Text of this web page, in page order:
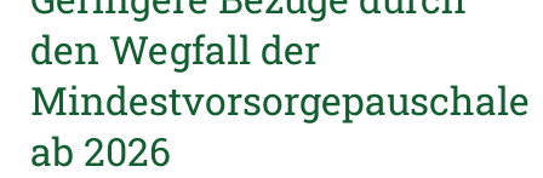
den Wegfall der
Mindestvorsorgepauschale
ab 2026